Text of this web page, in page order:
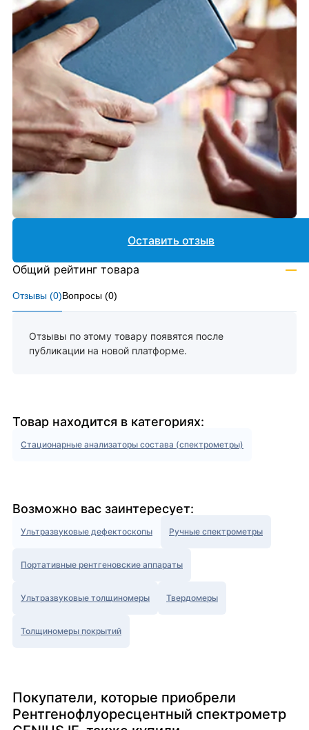
Отзывы (0)Вопросы (0)
Отзывы по этому товару появятся после
публикации на новой платформе.
Оставить отзыв
Общий рейтинг товара —
Товар находится в категориях:
Стационарные анализаторы состава (спектрометры)
Возможно вас заинтересует:
Ультразвуковые дефектоскопы Ручные спектрометры
Портативные рентгеновские аппараты
Ультразвуковые толщиномеры Твердомеры
Толщиномеры покрытий
Покупатели, которые приобрели
Рентгенофлуоресцентный спектрометр